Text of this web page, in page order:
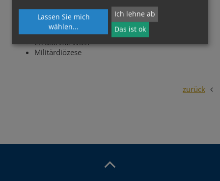
Diözese Linz
Diözese St. Pölten
Erzdiözese Salzburg
Erzdiözese Wien
Militärdiözese
zurück
Lassen Sie mich
wählen...
Ich lehne ab
Das ist ok